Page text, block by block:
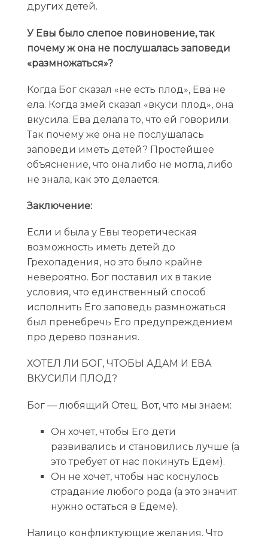
других детей.
У Евы было слепое повиновение, так
почему ж она не послушалась заповеди
«размножаться»?
Когда Бог сказал «не есть плод», Ева не
ела. Когда змей сказал «вкуси плод», она
вкусила. Ева делала то, что ей говорили.
Так почему же она не послушалась
заповеди иметь детей? Простейшее
объяснение, что она либо не могла, либо
не знала, как это делается.
Заключение:
Если и была у Евы теоретическая
возможность иметь детей до
Грехопадения, но это было крайне
невероятно. Бог поставил их в такие
условия, что единственный способ
исполнить Его заповедь размножаться
был пренебречь Его предупреждением
про дерево познания.
ХОТЕЛ ЛИ БОГ, ЧТОБЫ АДАМ И ЕВА
ВКУСИЛИ ПЛОД?
Бог — любящий Отец. Вот, что мы знаем:
Он хочет, чтобы Его дети
развивались и становились лучше (а
это требует от нас покинуть Едем).
Он не хочет, чтобы нас коснулось
страдание любого рода (а это значит
нужно остаться в Едеме).
Налицо конфликтующие желания. Что